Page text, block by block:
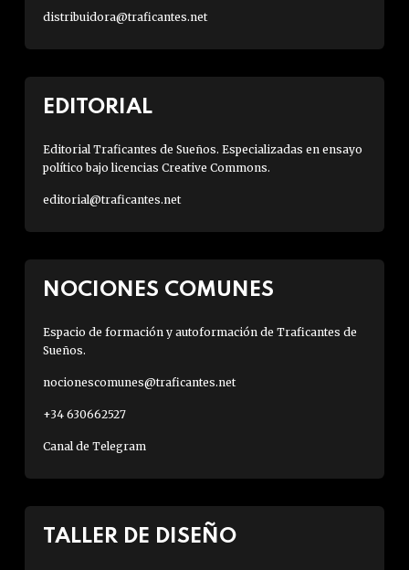
distribuidora@traficantes.net
EDITORIAL
Editorial Traficantes de Sueños. Especializadas en ensayo
político bajo licencias Creative Commons.
editorial@traficantes.net
NOCIONES COMUNES
Espacio de formación y autoformación de Traficantes de
Sueños.
nocionescomunes@traficantes.net
+34 630662527
Canal de Telegram
TALLER DE DISEÑO